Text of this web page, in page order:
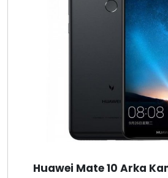
Huawei Mate 10 Arka